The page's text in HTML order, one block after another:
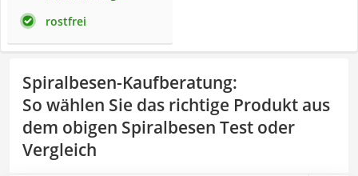
rostfrei
Spiralbesen-Kaufberatung:
So wählen Sie das richtige Produkt aus
dem obigen Spiralbesen Test oder
Vergleich